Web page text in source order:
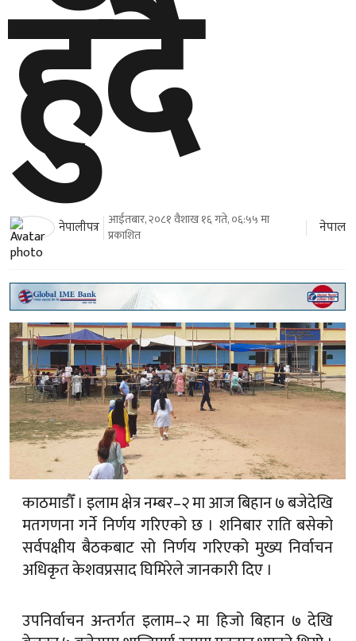
हुँदै
नेपालीपत्र आईतबार, २०८१ वैशाख १६ गते, ०६:५५ मा
प्रकाशित
नेपाल
काठमाडौँ । इलाम क्षेत्र नम्बर–२ मा आज बिहान ७ बजेदेखि
मतगणना गर्ने निर्णय गरिएको छ । शनिबार राति बसेको
सर्वपक्षीय बैठकबाट सो निर्णय गरिएको मुख्य निर्वाचन
अधिकृत केशवप्रसाद घिमिरेले जानकारी दिए ।
उपनिर्वाचन अन्तर्गत इलाम–२ मा हिजो बिहान ७ देखि